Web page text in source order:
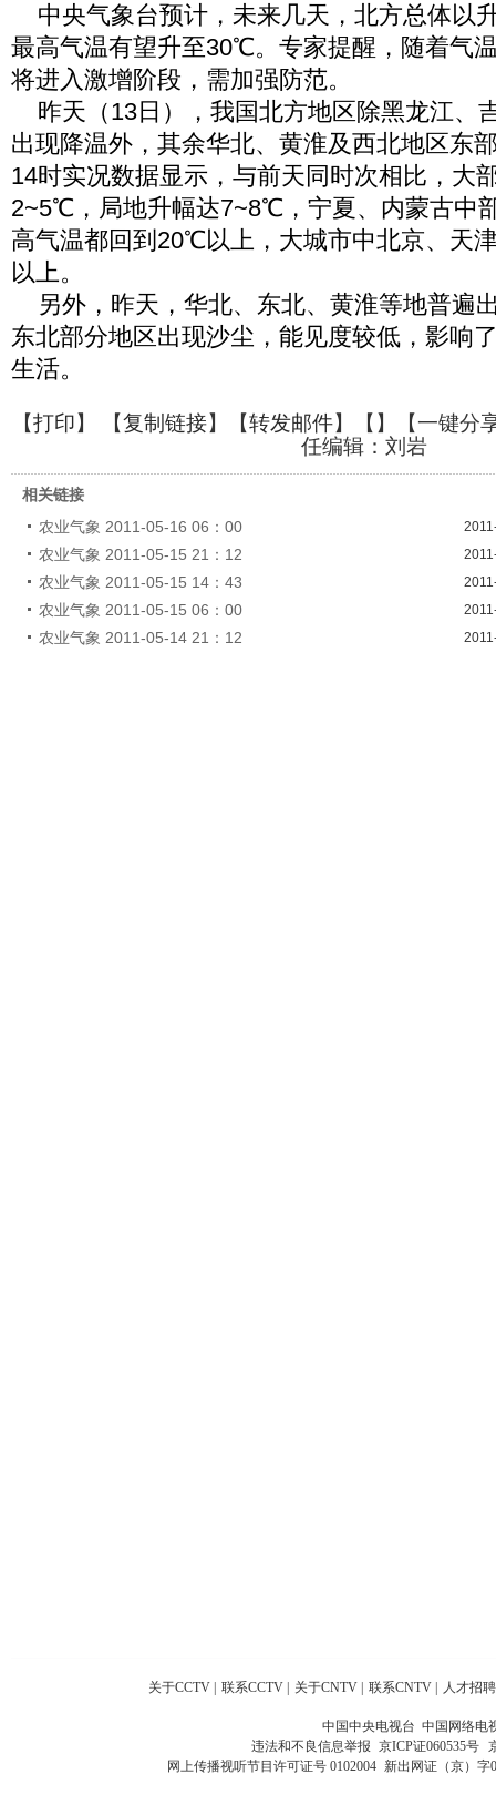
中央气象台预计，未来几天，北方总体以
最高气温有望升至30℃。专家提醒，随着气
将进入激增阶段，需加强防范。
昨天（13日），我国北方地区除黑龙江、
出现降温外，其余华北、黄淮及西北地区东
14时实况数据显示，与前天同时次相比，大
2~5℃，局地升幅达7~8℃，宁夏、内蒙古中
高气温都回到20℃以上，大城市中北京、天
以上。
另外，昨天，华北、东北、黄淮等地普遍
东北部分地区出现沙尘，能见度较低，影响
生活。
【打印】 【复制链接】【转发邮件】【 】
【一键分
任编辑：刘岩
相关链接
农业气象 2011-05-16 06：00
农业气象 2011-05-15 21：12
农业气象 2011-05-15 14：43
农业气象 2011-05-15 06：00
农业气象 2011-05-14 21：12
关于CCTV 联系CCTV 关于CNTV 联系CNTV 人才招聘
中国中央电视台 中国网络电
违法和不良信息举报 京ICP证060535号
网上传播视听节目许可证号 0102004 新出网证（京）